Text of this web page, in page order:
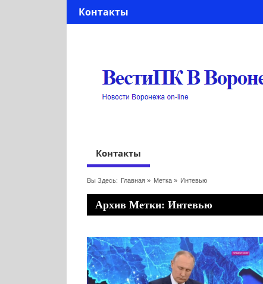
Контакты
Контакты
Вы Здесь: Главная» Метка » Интевью
Архив Метки: Интевью